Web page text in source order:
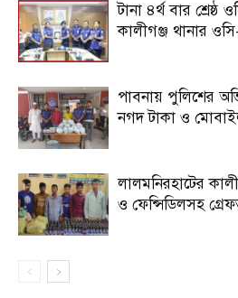
টানা ৪র্থ বার শ্রেষ্ঠ
কালীগঞ্জ থানার
পাবনায় পুলিশের
নগদ টাকা ও
লালমনিরহাটের
ও ফেন্সিডিলসহ